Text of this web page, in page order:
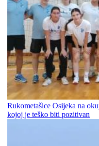
Rukometašice Osijeka na
kojoj je teško biti pozitivan